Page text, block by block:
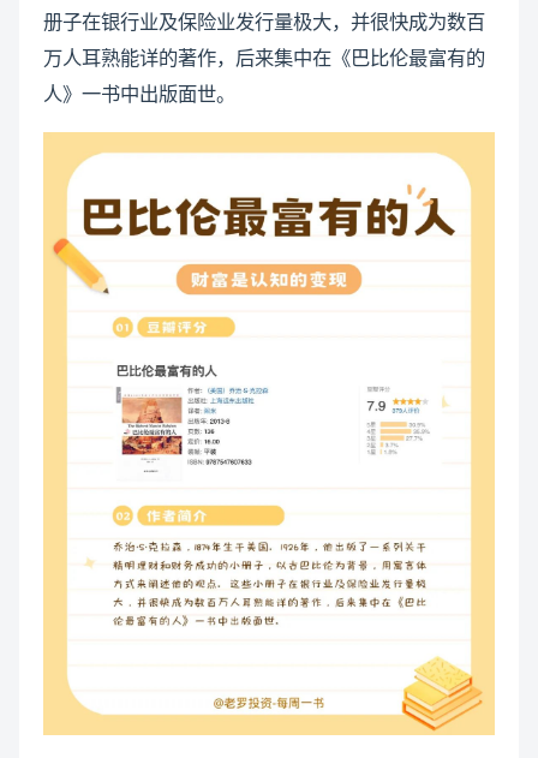
册子在银行业及保险业发行量极大，并很快成为数百
万人耳熟能详的著作，后来集中在《巴比伦最富有的
人》一书中出版面世。